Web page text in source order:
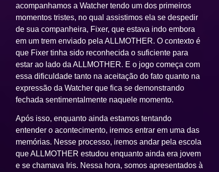
acompanhamos a Watcher tendo um dos primeiros
momentos tristes, no qual assistimos ela se despedir
de sua companheira, Fixer, que estava indo embora
em um trem enviado pela ALLMOTHER. O contexto é
que Fixer tinha sido reconhecida o suficiente para
estar ao lado da ALLMOTHER. E o jogo começa com
essa dificuldade tanto na aceitação do fato quanto na
expressão da Watcher que fica se demonstrando
fechada sentimentalmente naquele momento.
Após isso, enquanto ainda estamos tentando
entender o acontecimento, iremos entrar em uma das
memórias. Nesse processo, iremos andar pela escola
que ALLMOTHER estudou enquanto ainda era jovem
e se chamava Iris. Nessa hora, somos apresentados à